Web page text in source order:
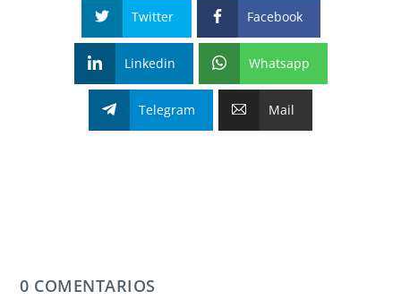
Twitter Facebook
Linkedin Whatsapp
Telegram Mail
0 COMENTARIOS